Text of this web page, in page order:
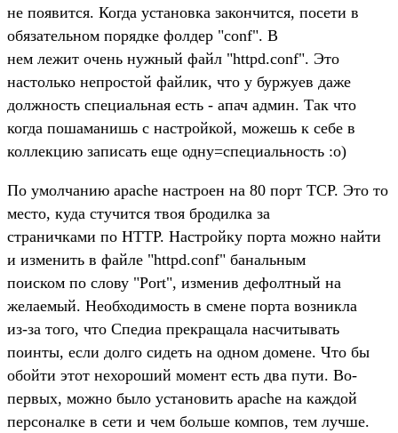
не появится. Когда установка закончится, посети в
обязательном порядке фолдер "conf". В
нем лежит очень нужный файл "httpd.conf". Это
настолько непростой файлик, что у буржуев даже
должность специальная есть - апач админ. Так что
когда пошаманишь с настройкой, можешь к себе в
коллекцию записать еще одну=специальность :о)
По умолчанию apache настроен на 80 порт TCP. Это то
место, куда стучится твоя бродилка за
страничками по HTTP. Настройку порта можно найти
и изменить в файле "httpd.conf" банальным
поиском по слову "Port", изменив дефолтный на
желаемый. Необходимость в смене порта возникла
из-за того, что Спедиа прекращала насчитывать
поинты, если долго сидеть на одном домене. Что бы
обойти этот нехороший момент есть два пути. Во-
первых, можно было установить apache на каждой
персоналке в сети и чем больше компов, тем лучше.